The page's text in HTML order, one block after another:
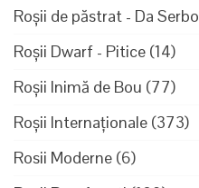
Roșii de păstrat - Da Serbo
Roșii Dwarf - Pitice (14)
Roșii Inimă de Bou (77)
Roșii Internaționale (373)
Rosii Moderne (6)